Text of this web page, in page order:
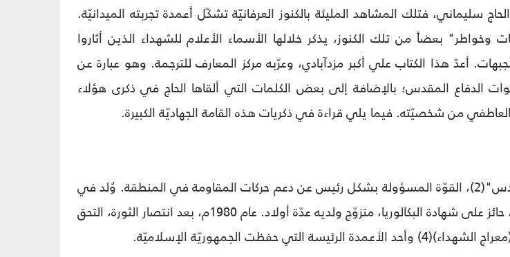
سليماني، فتلك المشاهد المليئة بالكنوز العرفانيّة تشكّل أعمدة تجربته الميدانيّة.
بعضاً من تلك الكنوز، يذكر خلالها الأسماء الأعلام للشهداء الذين أثاروا
أعدّ هذا الكتاب علي أكبر مزدآبادي، وعرّبه مركز المعارف للترجمة. وهو عبارة عن
الدفاع المقدس؛ بالإضافة إلى بعض الكلمات التي ألقاها الحاج في ذكرى هؤلاء
من شخصيّته. فيما يلي قراءة في ذكريات هذه القامة الجهاديّة الكبيرة.
هو الحاج قاسم سليماني قائد فيلق "القدس"(2)، القوّة المسؤولة بشكل رئيس عن دعم حركات المقاومة في المنطقة. وُلد في
قرية "قنات ملك" في ضواحي كرمان(3)، حائز على شهادة البكالوريا، متزوّج ولديه عدّة أولاد. عام 1980م، بعد انتصار الثورة، التحق
حفظت الجمهوريّة الإسلاميّة.